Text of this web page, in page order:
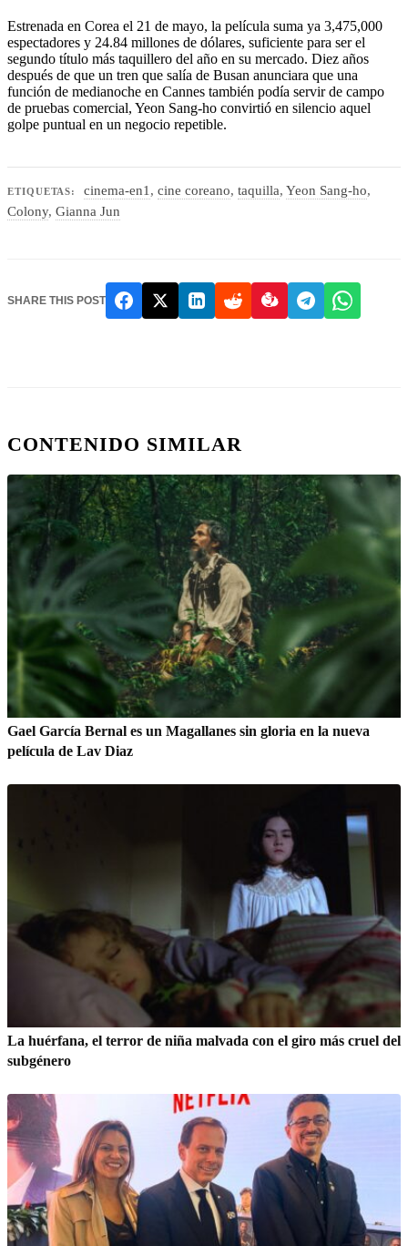
Estrenada en Corea el 21 de mayo, la película suma ya 3,475,000
espectadores y 24.84 millones de dólares, suficiente para ser el
segundo título más taquillero del año en su mercado. Diez años
después de que un tren que salía de Busan anunciara que una
función de medianoche en Cannes también podía servir de campo
de pruebas comercial, Yeon Sang-ho convirtió en silencio aquel
golpe puntual en un negocio repetible.
ETIQUETAS: cinema-en1, cine coreano, taquilla, Yeon Sang-ho,
Colony, Gianna Jun
SHARE THIS POST
CONTENIDO SIMILAR
Gael García Bernal es un Magallanes sin gloria en la nueva
película de Lav Diaz
La huérfana, el terror de niña malvada con el giro más cruel del
subgénero